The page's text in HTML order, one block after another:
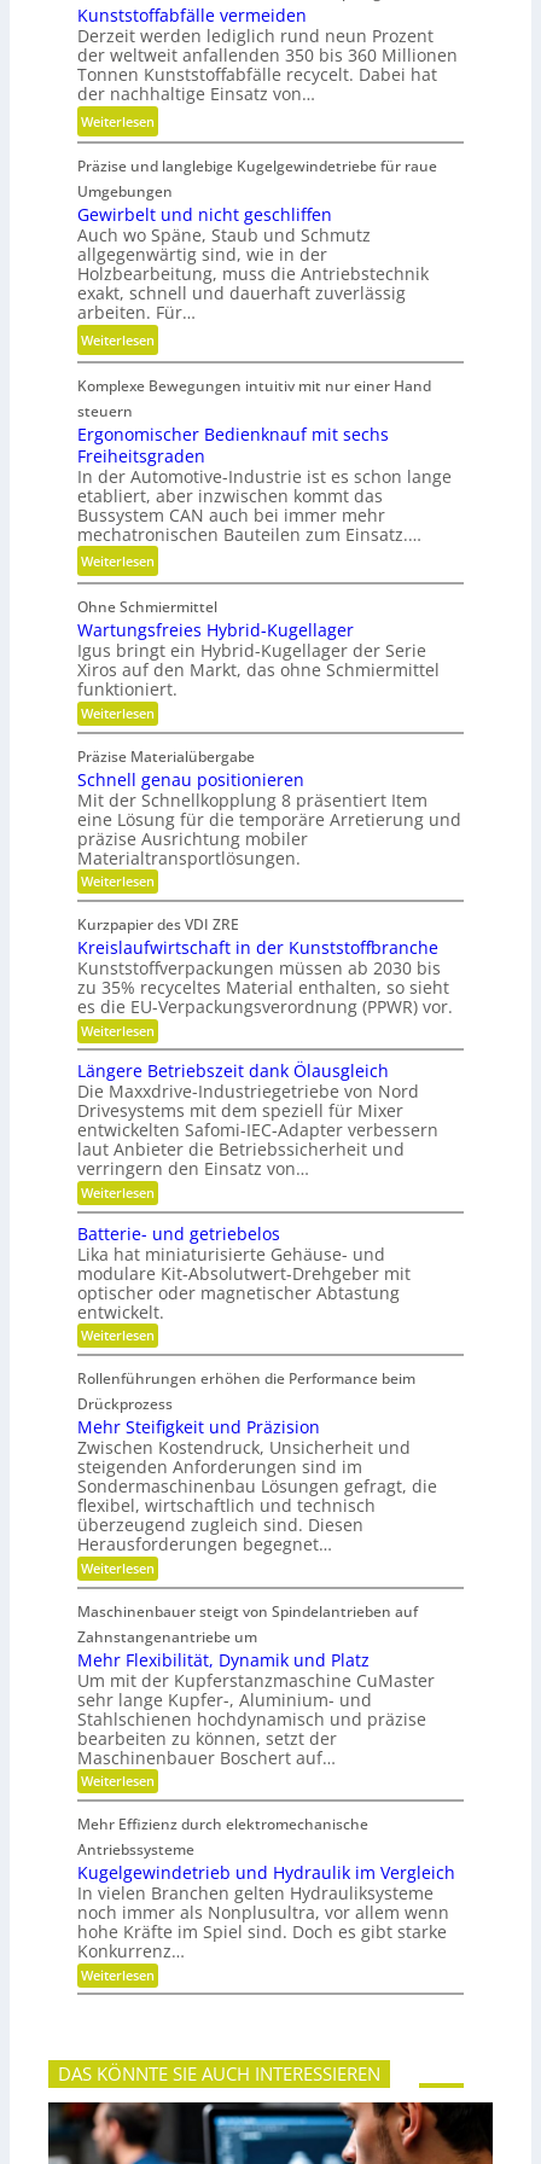
d
u
l
a
r
e
r
m
a
t
u
r
e
t
e
h
n
i
k
Kunststoffabfälle vermeiden
Derzeit werden lediglich rund neun Prozent
der weltweit anfallenden 350 bis 360 Millionen
Tonnen Kunststoffabfälle recycelt. Dabei hat
der nachhaltige Einsatz von…
Weiterlesen:
K
u
n
s
t
s
t
o
f
f
b
ä
l
l
e
v
r
m
e
i
d
e
n
Präzise und langlebige Kugelgewindetriebe für raue
Umgebungen
Gewirbelt und nicht geschliffen
Auch wo Späne, Staub und Schmutz
allgegenwärtig sind, wie in der
Holzbearbeitung, muss die Antriebstechnik
exakt, schnell und dauerhaft zuverlässig
arbeiten. Für…
Weiterlesen:
G
e
i
r
b
e
l
t
u
d
n
i
c
h
t
g
e
s
c
h
l
i
e
n
Komplexe Bewegungen intuitiv mit nur einer Hand
steuern
Ergonomischer Bedienknauf mit sechs
Freiheitsgraden
In der Automotive-Industrie ist es schon lange
etabliert, aber inzwischen kommt das
Bussystem CAN auch bei immer mehr
mechatronischen Bauteilen zum Einsatz.…
Weiterlesen:
E
r
g
o
n
o
m
s
c
h
e
r
B
e
d
i
e
n
k
n
a
u
f
m
i
t
s
c
h
s
F
r
i
h
e
t
s
g
r
a
d
e
n
Ohne Schmiermittel
Wartungsfreies Hybrid-Kugellager
Igus bringt ein Hybrid-Kugellager der Serie
Xiros auf den Markt, das ohne Schmiermittel
funktioniert.
Weiterlesen:
W
r
t
u
n
g
s
f
r
e
e
s
H
y
b
r
i
d
-
K
u
g
e
l
l
a
g
e
r
Präzise Materialübergabe
Schnell genau positionieren
Mit der Schnellkopplung 8 präsentiert Item
eine Lösung für die temporäre Arretierung und
präzise Ausrichtung mobiler
Materialtransportlösungen.
Weiterlesen:
S
h
n
e
l
l
g
e
n
a
u
p
o
s
i
t
i
o
n
i
e
r
e
n
Kurzpapier des VDI ZRE
Kreislaufwirtschaft in der Kunststoffbranche
Kunststoffverpackungen müssen ab 2030 bis
zu 35% recyceltes Material enthalten, so sieht
es die EU-Verpackungsverordnung (PPWR) vor.
Weiterlesen:
K
r
e
i
s
l
a
u
f
w
i
r
t
s
c
h
a
f
t
n
d
e
r
K
u
n
s
t
s
t
o
f
f
b
r
a
n
c
h
e
Längere Betriebszeit dank Ölausgleich
Die Maxxdrive-Industriegetriebe von Nord
Drivesystems mit dem speziell für Mixer
entwickelten Safomi-IEC-Adapter verbessern
laut Anbieter die Betriebssicherheit und
verringern den Einsatz von…
Weiterlesen:
L
n
g
e
r
e
B
e
t
r
e
b
z
e
i
t
d
a
n
k
l
a
u
s
g
l
e
i
c
h
Batterie- und getriebelos
Lika hat miniaturisierte Gehäuse- und
modulare Kit-Absolutwert-Drehgeber mit
optischer oder magnetischer Abtastung
entwickelt.
Weiterlesen:
B
t
t
e
r
e
-
u
n
d
g
e
t
r
i
e
b
e
l
o
s
Rollenführungen erhöhen die Performance beim
Drückprozess
Mehr Steifigkeit und Präzision
Zwischen Kostendruck, Unsicherheit und
steigenden Anforderungen sind im
Sondermaschinenbau Lösungen gefragt, die
flexibel, wirtschaftlich und technisch
überzeugend zugleich sind. Diesen
Herausforderungen begegnet…
Weiterlesen:
M
h
r
S
t
e
i
f
i
g
k
e
i
t
n
d
P
r
ä
z
i
s
i
Maschinenbauer steigt von Spindelantrieben auf
Zahnstangenantriebe um
Mehr Flexibilität, Dynamik und Platz
Um mit der Kupferstanzmaschine CuMaster
sehr lange Kupfer-, Aluminium- und
Stahlschienen hochdynamisch und präzise
bearbeiten zu können, setzt der
Maschinenbauer Boschert auf…
Weiterlesen:
M
h
r
F
l
e
x
i
b
i
l
i
,
D
y
n
m
Mehr Effizienz durch elektromechanische
Antriebssysteme
Kugelgewindetrieb und Hydraulik im Vergleich
In vielen Branchen gelten Hydrauliksysteme
noch immer als Nonplusultra, vor allem wenn
hohe Kräfte im Spiel sind. Doch es gibt starke
Konkurrenz…
Weiterlesen:
K
l
g
e
w
d
DAS KÖNNTE SIE AUCH INTERESSIEREN